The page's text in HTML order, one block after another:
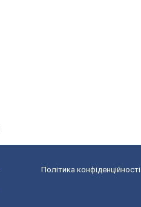
Політика конфіденційності